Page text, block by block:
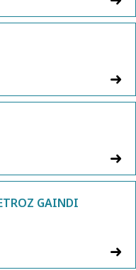
GAINDI